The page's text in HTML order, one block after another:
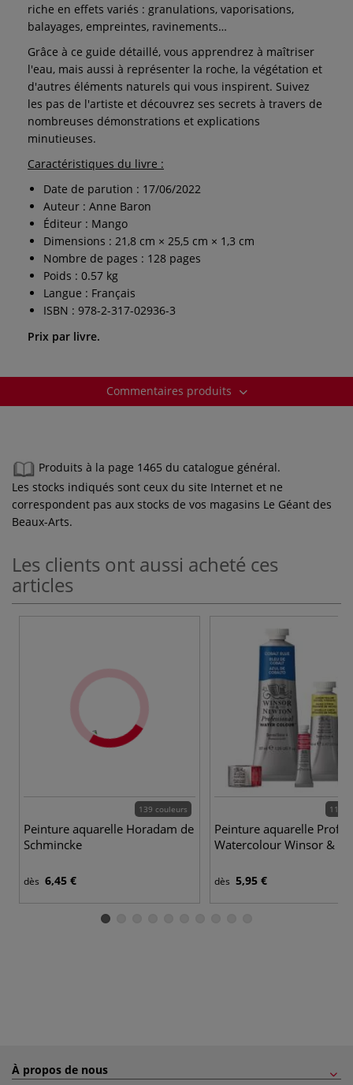
riche en effets variés : granulations, vaporisations,
balayages, empreintes, ravinements…
Grâce à ce guide détaillé, vous apprendrez à maîtriser
l'eau, mais aussi à représenter la roche, la végétation et
d'autres éléments naturels qui vous inspirent. Suivez
les pas de l'artiste et découvrez ses secrets à travers de
nombreuses démonstrations et explications
minutieuses.
Caractéristiques du livre :
Date de parution : 17/06/2022
Auteur : Anne Baron
Éditeur : Mango
Dimensions : 21,8 cm × 25,5 cm × 1,3 cm
Nombre de pages : 128 pages
Poids : 0.57 kg
Langue : Français
ISBN : 978-2-317-02936-3
Prix par livre.
Commentaires produits
Produits à la page 1465 du catalogue général.
Les stocks indiqués sont ceux du site Internet et ne
correspondent pas aux stocks de vos magasins Le Géant des
Beaux-Arts.
Les clients ont aussi acheté ces
articles
139 couleurs
Peinture aquarelle Horadam de
Schmincke
dès 6,45 €
115
Peinture aquarelle
Watercolour Winsor &
dès 5,95 €
À propos de nous